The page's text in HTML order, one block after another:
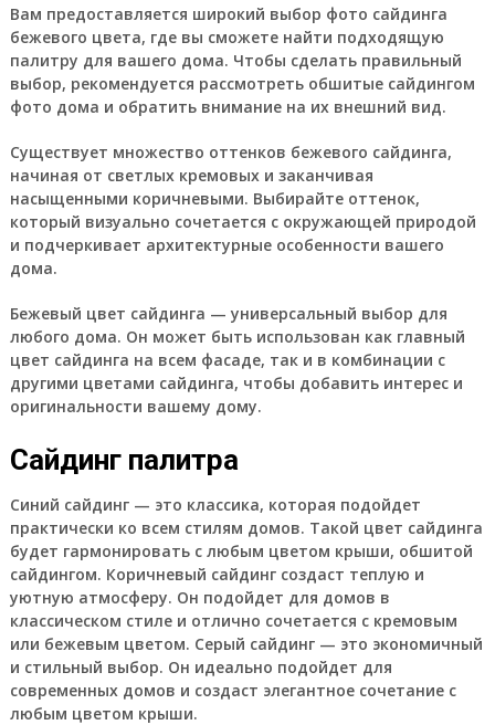
Вам предоставляется широкий выбор фото сайдинга
бежевого цвета, где вы сможете найти подходящую
палитру для вашего дома. Чтобы сделать правильный
выбор, рекомендуется рассмотреть обшитые сайдингом
фото дома и обратить внимание на их внешний вид.
Существует множество оттенков бежевого сайдинга,
начиная от светлых кремовых и заканчивая
насыщенными коричневыми. Выбирайте оттенок,
который визуально сочетается с окружающей природой
и подчеркивает архитектурные особенности вашего
дома.
Бежевый цвет сайдинга — универсальный выбор для
любого дома. Он может быть использован как главный
цвет сайдинга на всем фасаде, так и в комбинации с
другими цветами сайдинга, чтобы добавить интерес и
оригинальности вашему дому.
Сайдинг палитра
Синий сайдинг — это классика, которая подойдет
практически ко всем стилям домов. Такой цвет сайдинга
будет гармонировать с любым цветом крыши, обшитой
сайдингом. Коричневый сайдинг создаст теплую и
уютную атмосферу. Он подойдет для домов в
классическом стиле и отлично сочетается с кремовым
или бежевым цветом. Серый сайдинг — это экономичный
и стильный выбор. Он идеально подойдет для
современных домов и создаст элегантное сочетание с
любым цветом крыши.